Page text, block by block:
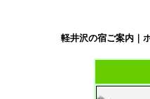
軽井沢の宿ご案内｜